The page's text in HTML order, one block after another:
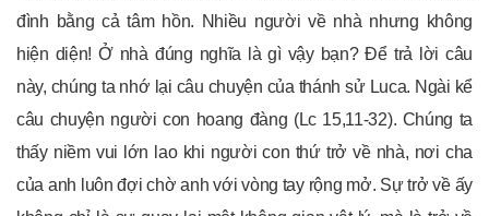
đình bằng cả tâm hồn. Nhiều người về nhà nhưng không
hiện diện! Ở nhà đúng nghĩa là gì vậy bạn? Để trả lời câu
này, chúng ta nhớ lại câu chuyện của thánh sử Luca. Ngài kể
câu chuyện người con hoang đàng (Lc 15,11-32). Chúng ta
thấy niềm vui lớn lao khi người con thứ trở về nhà, nơi cha
của anh luôn đợi chờ anh với vòng tay rộng mở. Sự trở về ấy